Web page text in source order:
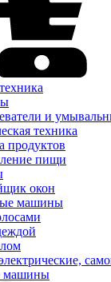
и
техника
продуктов
пищи
окон
машины
машины